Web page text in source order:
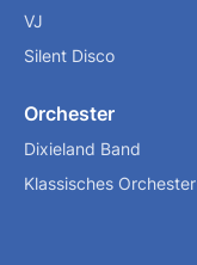
VJ
Silent Disco
Orchester
Dixieland Band
Klassisches Orchester